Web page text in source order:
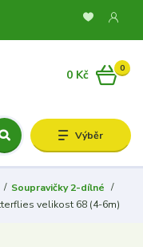
Výběr
0
0 Kč
Soupravičky 2-dílné
velikost 68 (4-6m)